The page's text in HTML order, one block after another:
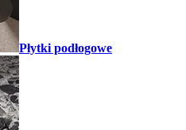
Płytki podłogowe